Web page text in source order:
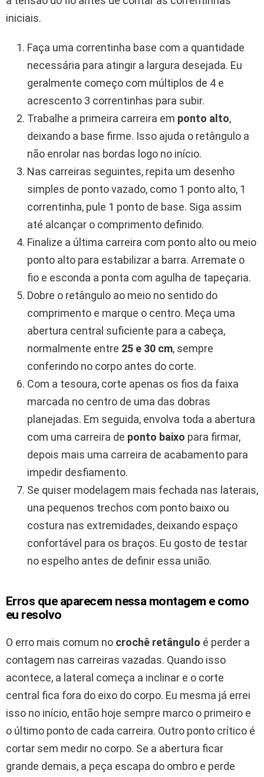
iniciais.
Faça uma correntinha base com a quantidade
necessária para atingir a largura desejada. Eu
geralmente começo com múltiplos de 4 e
acrescento 3 correntinhas para subir.
Trabalhe a primeira carreira em ponto alto,
deixando a base firme. Isso ajuda o retângulo a
não enrolar nas bordas logo no início.
Nas carreiras seguintes, repita um desenho
simples de ponto vazado, como 1 ponto alto, 1
correntinha, pule 1 ponto de base. Siga assim
até alcançar o comprimento definido.
Finalize a última carreira com ponto alto ou meio
ponto alto para estabilizar a barra. Arremate o
fio e esconda a ponta com agulha de tapeçaria.
Dobre o retângulo ao meio no sentido do
comprimento e marque o centro. Meça uma
abertura central suficiente para a cabeça,
normalmente entre 25 e 30 cm, sempre
conferindo no corpo antes do corte.
Com a tesoura, corte apenas os fios da faixa
marcada no centro de uma das dobras
planejadas. Em seguida, envolva toda a abertura
com uma carreira de ponto baixo para firmar,
depois mais uma carreira de acabamento para
impedir desfiamento.
Se quiser modelagem mais fechada nas laterais,
una pequenos trechos com ponto baixo ou
costura nas extremidades, deixando espaço
confortável para os braços. Eu gosto de testar
no espelho antes de definir essa união.
Erros que aparecem nessa montagem e como
eu resolvo
O erro mais comum no crochê retângulo é perder a
contagem nas carreiras vazadas. Quando isso
acontece, a lateral começa a inclinar e o corte
central fica fora do eixo do corpo. Eu mesma já errei
isso no início, então hoje sempre marco o primeiro e
o último ponto de cada carreira. Outro ponto crítico é
cortar sem medir no corpo. Se a abertura ficar
grande demais, a peça escapa do ombro e perde